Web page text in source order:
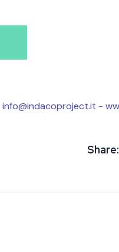
info@indacoproject.it -